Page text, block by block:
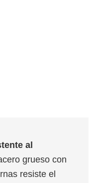
al
grueso con
resiste el